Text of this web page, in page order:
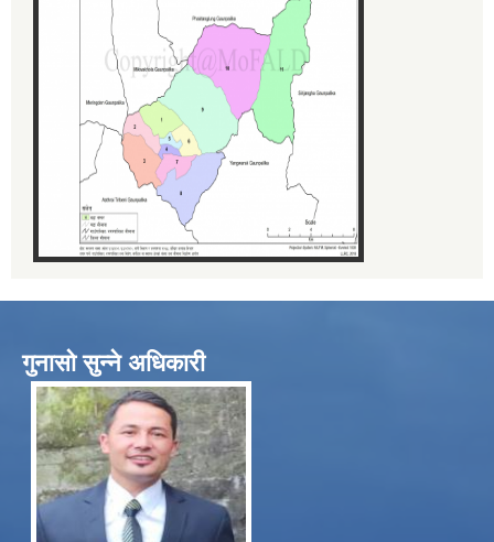
गुनासो सुन्ने अधिकारी